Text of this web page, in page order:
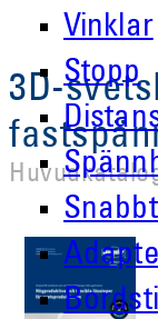
Vinklar
Stopp
3D-